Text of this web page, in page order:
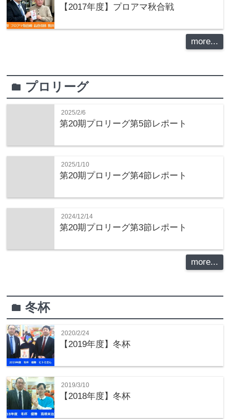
【2017年度】プロアマ秋合戦
more...
folder プロリーグ
2025/2/6
第20期プロリーグ第5節レポート
2025/1/10
第20期プロリーグ第4節レポート
2024/12/14
第20期プロリーグ第3節レポート
more...
folder冬杯
2020/2/24
【2019年度】冬杯
2019/3/10
【2018年度】冬杯